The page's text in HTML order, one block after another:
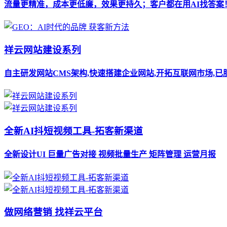
流量更精准，成本更低廉，效果更持久；客户都在用AI找答案
祥云网站建设系列
自主研发网站CMS架构,快速搭建企业网站,开拓互联网市场,已
全新AI抖短视频工具-拓客新渠道
全新设计UI 巨量广告对接 视频批量生产 矩阵管理 运营月报
做网络营销 找祥云平台